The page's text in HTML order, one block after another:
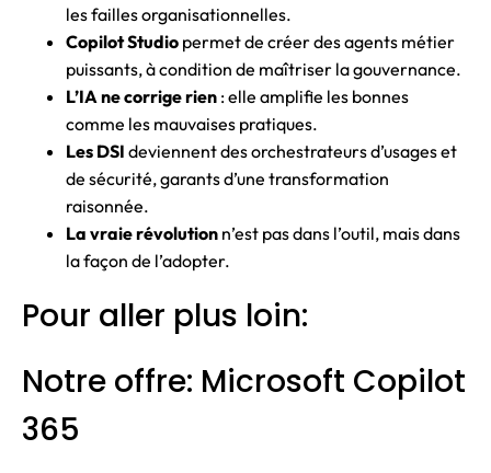
les failles organisationnelles.
Copilot Studio permet de créer des agents métier
puissants, à condition de maîtriser la gouvernance.
L’IA ne corrige rien : elle amplifie les bonnes
comme les mauvaises pratiques.
Les DSI deviennent des orchestrateurs d’usages et
de sécurité, garants d’une transformation
raisonnée.
La vraie révolution n’est pas dans l’outil, mais dans
la façon de l’adopter.
Pour aller plus loin:
Notre offre: Microsoft Copilot
365